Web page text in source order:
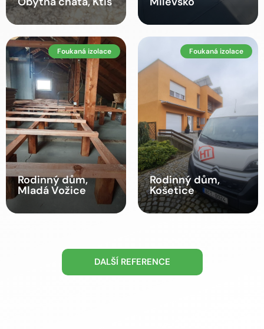
Foukaná izolace
Rodinný dům,
Mladá Vožice
Foukaná izolace
Rodinný dům,
Košetice
DALŠÍ REFERENCE